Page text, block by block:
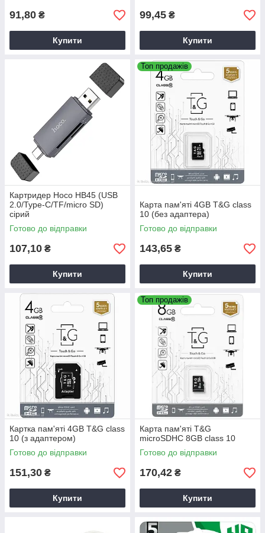
91,80 ₴
Купити
99,45 ₴
Купити
Картридер Hoco HB45 (USB
2.0/Type-C/TF/micro SD)
сірий
Готово до відправки
107,10 ₴
Купити
Топ продажів
Карта пам'яті 4GB T&G class
10 (без адаптера)
Готово до відправки
143,65 ₴
Купити
Картка пам'яті 4GB T&G class
10 (з адаптером)
Готово до відправки
151,30 ₴
Купити
Топ продажів
Карта пам'яті T&G
microSDHC 8GB class 10
Готово до відправки
170,42 ₴
Купити